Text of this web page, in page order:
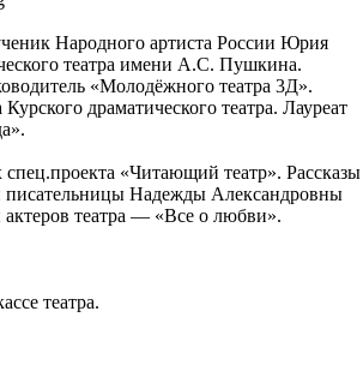
Народного артиста России Юрия
театра имени А.С. Пушкина.
«Молодёжного театра 3Д».
драматического театра. Лауреат
«Читающий театр». Рассказы
писательницы Надежды Александровны
театра — «Все о любви».
театра.